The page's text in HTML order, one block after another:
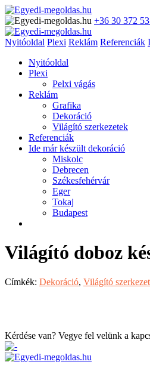
+36 30 372
Nyitóoldal Plexi Reklám Referenciák
Nyitóoldal
Plexi
Pelxi vágás
Reklám
Grafika
Dekoráció
Világító szerkezetek
Referenciák
Ide már készült dekoráció
Miskolc
Debrecen
Székesfehérvár
Eger
Tokaj
Budapest
Világító doboz
Címkék: Dekoráció, Világító
Kérdése van? Vegye fel velünk a